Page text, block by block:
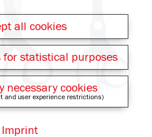
all cookies
for statistical purposes
necessary cookies
and user experience restrictions)
Imprint